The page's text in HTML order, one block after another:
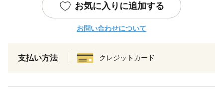
お気に入りに追加する
お問い合わせについて
支払い方法 クレジットカード